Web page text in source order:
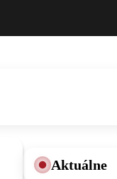
Aktuálne